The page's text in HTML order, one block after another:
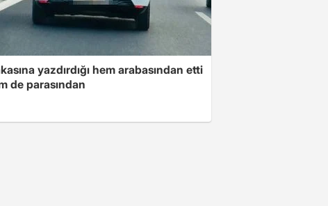
yazdırdığı hem arabasından etti
de parasından